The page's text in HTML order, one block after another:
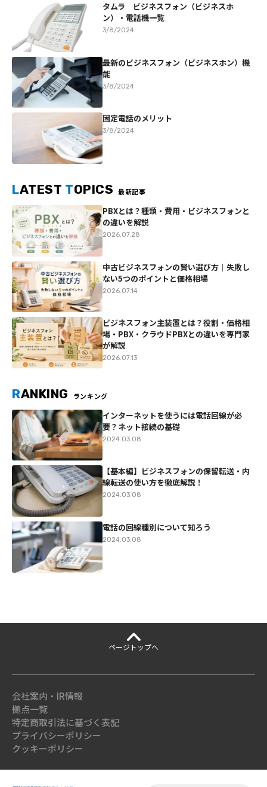
タムラ ビジネスフォン（ビジネスホ
ン）・電話機一覧
3/8/2024
最新のビジネスフォン（ビジネスホン）機
能
3/8/2024
固定電話のメリット
3/8/2024
LATEST TOPICS 最新記事
PBXとは？種類・費用・ビジネスフォンと
の違いを解説
2026.07.28
中古ビジネスフォンの賢い選び方｜失敗し
ない5つのポイントと価格相場
2026.07.14
ビジネスフォン主装置とは？役割・価格相
場・PBX・クラウドPBXとの違いを専門家
が解説
2026.07.13
RANKING ランキング
インターネットを使うには電話回線が必
要？ネット接続の基礎
2024.03.08
【基本編】ビジネスフォンの保留転送・内
線転送の使い方を徹底解説！
2024.03.08
電話の回線種別について知ろう
2024.03.08
ページ トップへ
会社案内・IR情報
拠点一覧
特定商取引法に基づく表記
プライバシーポリシー
クッキーポリシー